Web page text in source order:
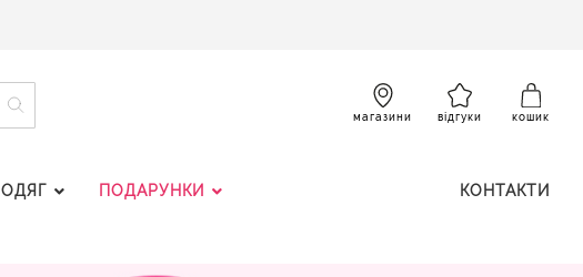
ПОШУК
магазини відгуки кошик
ОДЯГ ПОДАРУНКИ КОНТАКТИ